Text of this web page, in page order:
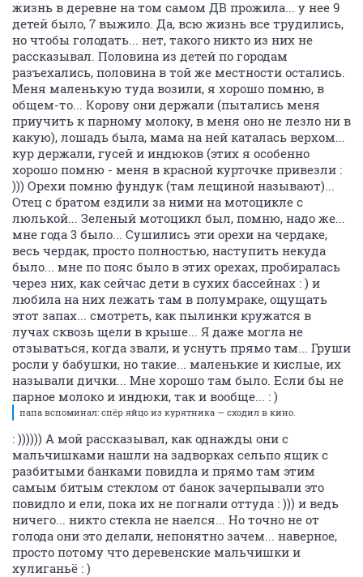
жизнь в деревне на том самом ДВ прожила... у нее 9
детей было, 7 выжило. Да, всю жизнь все трудились,
но чтобы голодать... нет, такого никто из них не
рассказывал. Половина из детей по городам
разъехались, половина в той же местности остались.
Меня маленькую туда возили, я хорошо помню, в
общем-то... Корову они держали (пытались меня
приучить к парному молоку, в меня оно не лезло ни в
какую), лошадь была, мама на ней каталась верхом...
кур держали, гусей и индюков (этих я особенно
хорошо помню - меня в красной курточке привезли :
))) Орехи помню фундук (там лещиной называют)...
Отец с братом ездили за ними на мотоцикле с
люлькой... Зеленый мотоцикл был, помню, надо же...
мне года 3 было... Сушились эти орехи на чердаке,
весь чердак, просто полностью, наступить некуда
было... мне по пояс было в этих орехах, пробиралась
через них, как сейчас дети в сухих бассейнах : ) и
любила на них лежать там в полумраке, ощущать
этот запах... смотреть, как пылинки кружатся в
лучах сквозь щели в крыше... Я даже могла не
отзываться, когда звали, и уснуть прямо там... Груши
росли у бабушки, но такие... маленькие и кислые, их
называли дички... Мне хорошо там было. Если бы не
парное молоко и индюки, так и вообще... : )
папа вспоминал: спёр яйцо из курятника — сходил в кино.
: )))))) А мой рассказывал, как однажды они с
мальчишками нашли на задворках сельпо ящик с
разбитыми банками повидла и прямо там этим
самым битым стеклом от банок зачерпывали это
повидло и ели, пока их не погнали оттуда : ))) и ведь
ничего... никто стекла не наелся... Но точно не от
голода они это делали, непонятно зачем... наверное,
просто потому что деревенские мальчишки и
хулиганьё : )